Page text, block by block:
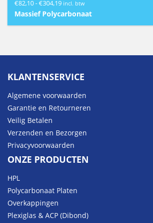
€82,10-€304,19Prijsklasse:
€82,10
incl. btw
Massief Polycarbonaat
KLANTENSERVICE
Algemene voorwaarden
Garantie en Retourneren
Veilig Betalen
Verzenden en Bezorgen
Privacyvoorwaarden
ONZE PRODUCTEN
HPL
Polycarbonaat Platen
Overkappingen
Plexiglas & ACP (Dibond)